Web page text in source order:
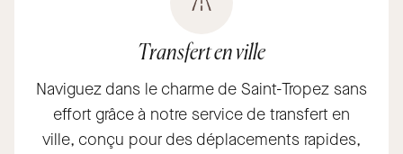
Transfert en ville
Naviguez dans le charme de Saint-Tropez sans
effort grâce à notre service de transfert en
ville, conçu pour des déplacements rapides,